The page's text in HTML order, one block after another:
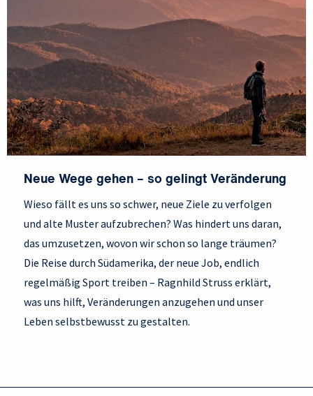
Neue Wege gehen – so gelingt Veränderung
Wieso fällt es uns so schwer, neue Ziele zu verfolgen
und alte Muster aufzubrechen? Was hindert uns daran,
das umzusetzen, wovon wir schon so lange träumen?
Die Reise durch Südamerika, der neue Job, endlich
regelmäßig Sport treiben – Ragnhild Struss erklärt,
was uns hilft, Veränderungen anzugehen und unser
Leben selbstbewusst zu gestalten.